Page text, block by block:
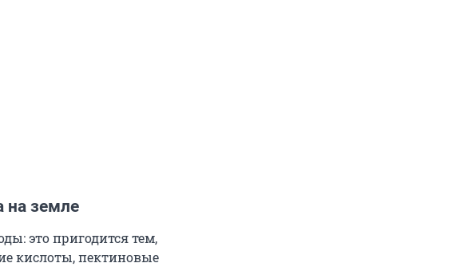
на земле
это пригодится тем,
кислоты, пектиновые